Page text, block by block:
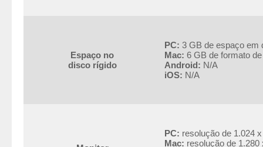
Espaço no
disco rígido
PC: 3 GB de espaço em
Mac: 6 GB de formato
Android: N/A
iOS: N/A
PC: resolução de 1.024
Mac: resolução de 1.280